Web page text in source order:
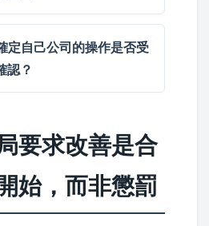
定自己公司的操作是否受
認？
要求改善是合
始，而非懲罰